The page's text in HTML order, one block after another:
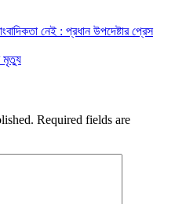
নেই : প্রধান উপদেষ্টার প্রেস
মৃত্যু
Required fields are